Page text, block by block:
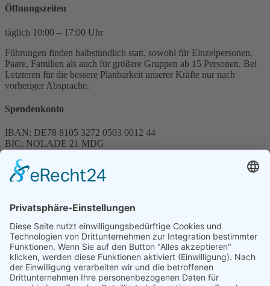
Öffnungszeiten
täglich 10:00 – 17:00 Uhr
Führungen finden halbstündlich statt, sowohl für Einzelpersonen,
Paare, Familien als auch für größere Gruppen ab 15 Personen. Bei
Letzteren für die bessere Planbarkeit unserer Kräfte nur nach
vorheriger Absprache.
Spendenkonto
IBAN: DE78 8105 3272 0503 0012 44
BIC: NOLADE 21 MDG
Spenden können steuerlich abgesetzt werden
Förderung
© 1987 – 2025
Storchenhof Loburg e.V.
Alle Rechte vorbehalten.